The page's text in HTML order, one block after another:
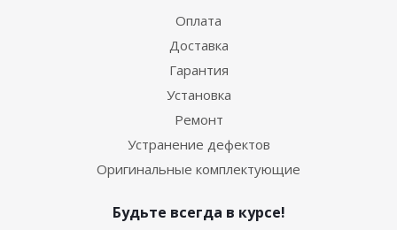
Оплата
Доставка
Гарантия
Установка
Ремонт
Устранение дефектов
Оригинальные комплектующие
Будьте всегда в курсе!